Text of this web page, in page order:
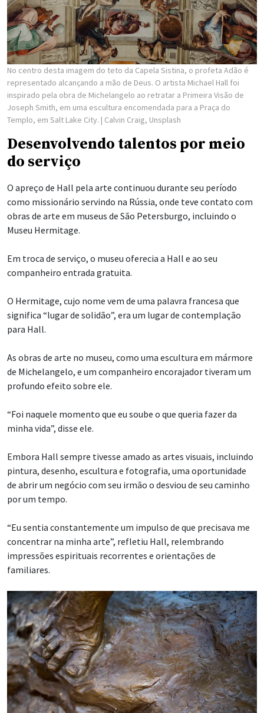
No centro desta imagem do teto da Capela Sistina, o profeta Adão é
representado alcançando a mão de Deus. O artista Michael Hall foi
inspirado pela obra de Michelangelo ao retratar a Primeira Visão de
Joseph Smith, em uma escultura encomendada para a Praça do
Templo, em Salt Lake City. | Calvin Craig, Unsplash
Desenvolvendo talentos por meio
do serviço
O apreço de Hall pela arte continuou durante seu período
como missionário servindo na Rússia, onde teve contato com
obras de arte em museus de São Petersburgo, incluindo o
Museu Hermitage.
Em troca de serviço, o museu oferecia a Hall e ao seu
companheiro entrada gratuita.
O Hermitage, cujo nome vem de uma palavra francesa que
significa “lugar de solidão”, era um lugar de contemplação
para Hall.
As obras de arte no museu, como uma escultura em mármore
de Michelangelo, e um companheiro encorajador tiveram um
profundo efeito sobre ele.
“Foi naquele momento que eu soube o que queria fazer da
minha vida”, disse ele.
Embora Hall sempre tivesse amado as artes visuais, incluindo
pintura, desenho, escultura e fotografia, uma oportunidade
de abrir um negócio com seu irmão o desviou de seu caminho
por um tempo.
“Eu sentia constantemente um impulso de que precisava me
concentrar na minha arte”, refletiu Hall, relembrando
impressões espirituais recorrentes e orientações de
familiares.